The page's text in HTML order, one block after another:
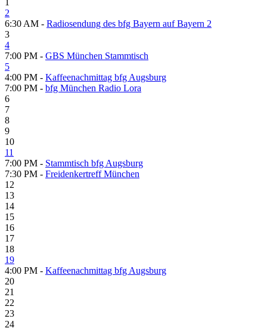
1
2
6:30 AM - Radiosendung des bfg Bayern auf Bayern 2
3
4
7:00 PM - GBS München Stammtisch
5
4:00 PM - Kaffeenachmittag bfg Augsburg
7:00 PM - bfg München Radio Lora
6
7
8
9
10
11
7:00 PM - Stammtisch bfg Augsburg
7:30 PM - Freidenkertreff München
12
13
14
15
16
17
18
19
4:00 PM - Kaffeenachmittag bfg Augsburg
20
21
22
23
24